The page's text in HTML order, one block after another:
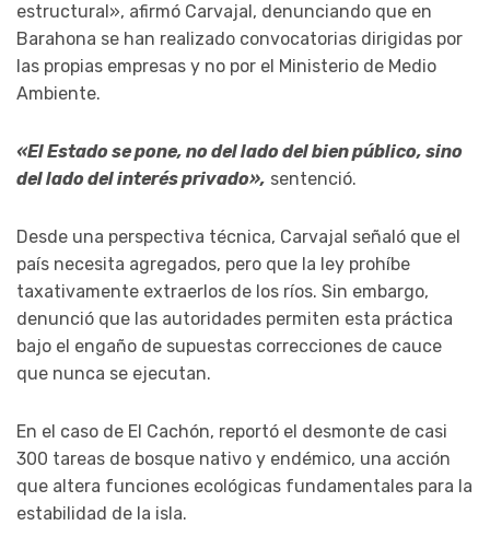
estructural», afirmó Carvajal, denunciando que en
Barahona se han realizado convocatorias dirigidas por
las propias empresas y no por el Ministerio de Medio
Ambiente.
«El Estado se pone, no del lado del bien público, sino
del lado del interés privado», sentenció.
Desde una perspectiva técnica, Carvajal señaló que el
país necesita agregados, pero que la ley prohíbe
taxativamente extraerlos de los ríos. Sin embargo,
denunció que las autoridades permiten esta práctica
bajo el engaño de supuestas correcciones de cauce
que nunca se ejecutan.
En el caso de El Cachón, reportó el desmonte de casi
300 tareas de bosque nativo y endémico, una acción
que altera funciones ecológicas fundamentales para la
estabilidad de la isla.